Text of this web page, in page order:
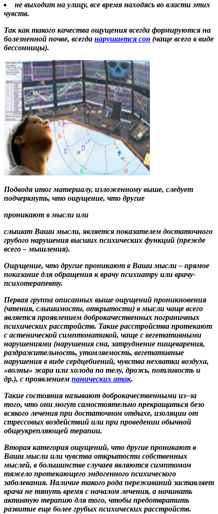
не выходит на улицу, все время находясь во власти этих
чувств.
Так как такого качества ощущения всегда формируются на
болезненной почве, всегда нарушается сон (чаще всего в виде
бессонницы).
Подводя итог материалу, изложенному выше, следует
подчеркнуть, что ощущение, что другие
проникают в мысли или
слышат Ваши мысли, является показателем достаточного
грубого нарушения высших психических функций (прежде
всего – мышления).
Ощущение, что другие проникают в Ваши мысли – прямое
показание для обращения к врачу психиатру или врачу-
психотерапевту.
Первая группа описанных выше ощущений проникновения
(чтения, слышимости, открытости) в мысли чаще всего
является проявлением доброкачественных пограничных
психических расстройств. Такие расстройства протекают
с астенической симптоматикой, чаще с вегетативными
нарушениями (нарушения сна, затруднение пищеварения,
раздражительность, утомляемость, вегетативные
нарушения в виде сердцебиений, чувства нехватки воздуха,
«волны» жара или холода по телу, дрожь, потливость и
др.), с проявлением панических атак.
Такие состояния называют доброкачественными из–за
того, что они могут самостоятельно прекращаться безо
всякого лечения при достаточном отдыхе, изоляции от
стрессовых воздействий или при проведении обычной
общеукрепляющей терапии.
Вторая категория ощущений, что другие проникают в
Ваши мысли или чувства открытости собственных
мыслей, в большинстве случаев являются симптомом
тяжело протекающего эндогенного психического
заболевания. Наличие такого рода переживаний заставляет
врача не тянуть время с началом лечения, а начинать
активную терапию для того, чтобы предотвратить
развитие еще более грубых психических расстройств.